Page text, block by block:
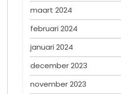
maart 2024
februari 2024
januari 2024
december 2023
november 2023